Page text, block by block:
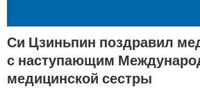
Си Цзиньпин поздравил
с наступающим
медицинской сестры